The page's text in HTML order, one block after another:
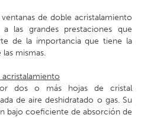
de doble acristalamiento
las grandes prestaciones que
de la importancia que tiene la
mismas.
dos o más hojas de cristal
de aire deshidratado o gas. Su
bajo coeficiente de absorción de